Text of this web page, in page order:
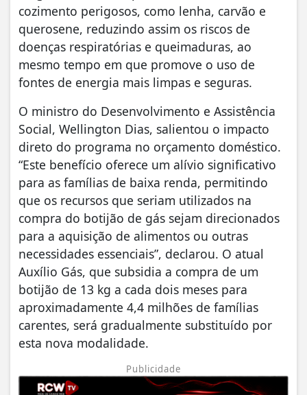
cozimento perigosos, como lenha, carvão e
querosene, reduzindo assim os riscos de
doenças respiratórias e queimaduras, ao
mesmo tempo em que promove o uso de
fontes de energia mais limpas e seguras.
O ministro do Desenvolvimento e Assistência
Social, Wellington Dias, salientou o impacto
direto do programa no orçamento doméstico.
“Este benefício oferece um alívio significativo
para as famílias de baixa renda, permitindo
que os recursos que seriam utilizados na
compra do botijão de gás sejam direcionados
para a aquisição de alimentos ou outras
necessidades essenciais”, declarou. O atual
Auxílio Gás, que subsidia a compra de um
botijão de 13 kg a cada dois meses para
aproximadamente 4,4 milhões de famílias
carentes, será gradualmente substituído por
esta nova modalidade.
Publicidade